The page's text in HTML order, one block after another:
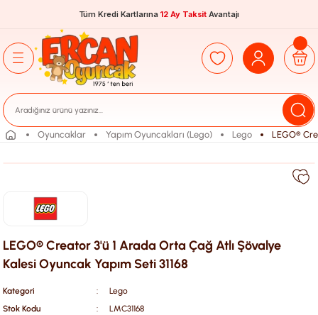
Tüm Kredi Kartlarına 12 Ay Taksit Avantajı
Oyuncaklar Yapım Oyuncakları (Lego) Lego LEGO®
LEGO® Creator 3'ü 1 Arada Orta Çağ Atlı Şövalye
Kalesi Oyuncak Yapım Seti 31168
Kategori
Lego
Stok Kodu
LMC31168